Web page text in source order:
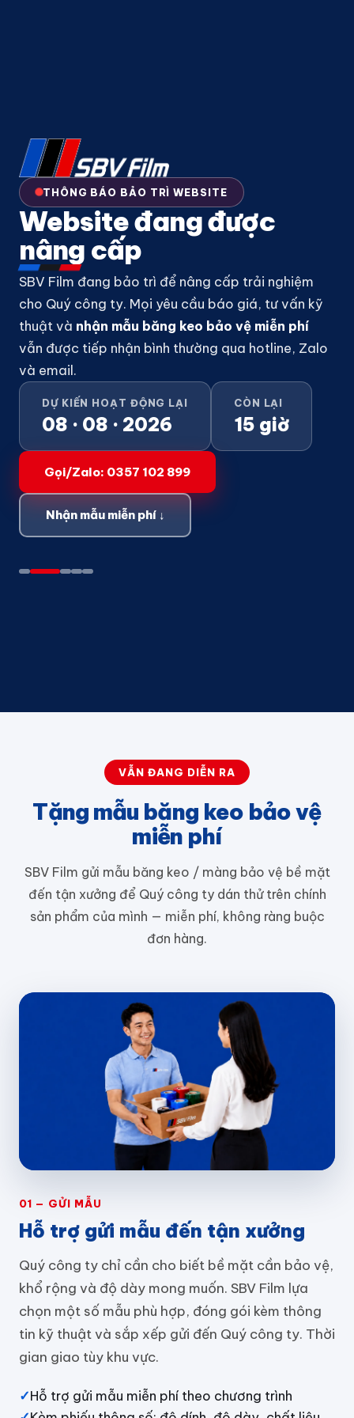
THÔNG BÁO BẢO TRÌ WEBSITE
Website đang được
nâng cấp
SBV Film đang bảo trì để nâng cấp trải nghiệm
cho Quý công ty. Mọi yêu cầu báo giá, tư vấn kỹ
thuật và nhận mẫu băng keo bảo vệ miễn phí
vẫn được tiếp nhận bình thường qua hotline, Zalo
và email.
DỰ KIẾN HOẠT ĐỘNG LẠI
08 · 08 · 2026
CÒN LẠI
15 giờ
Gọi/Zalo: 0357 102 899
Nhận mẫu miễn phí ↓
VẪN ĐANG DIỄN RA
Tặng mẫu băng keo bảo vệ
miễn phí
SBV Film gửi mẫu băng keo / màng bảo vệ bề mặt
đến tận xưởng để Quý công ty dán thử trên chính
sản phẩm của mình — miễn phí, không ràng buộc
đơn hàng.
01 — GỬI MẪU
Hỗ trợ gửi mẫu đến tận xưởng
Quý công ty chỉ cần cho biết bề mặt cần bảo vệ,
khổ rộng và độ dày mong muốn. SBV Film lựa
chọn một số mẫu phù hợp, đóng gói kèm thông
tin kỹ thuật và sắp xếp gửi đến Quý công ty. Thời
gian giao tùy khu vực.
✓Hỗ trợ gửi mẫu miễn phí theo chương trình